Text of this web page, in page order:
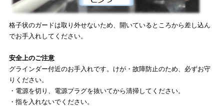
格子状のガードは取り外せないため、開いているところから差し込ん
でお手入れしてください。
安全上のご注意
グラインダー付近のお手入れです。けが・故障防止のため、必ずお守
りください。
・電源を切り、電源プラグを抜いてから清掃してください。
・指を入れないでください。